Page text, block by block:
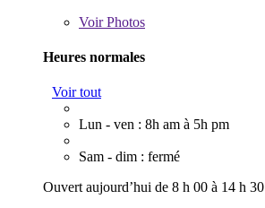
VoirPhotos
Heures normales
Voir tout
Lun - ven : 8h am à 5h pm
Sam - dim : fermé
Ouvert aujourd’hui de 8 h 00 à 14 h 30